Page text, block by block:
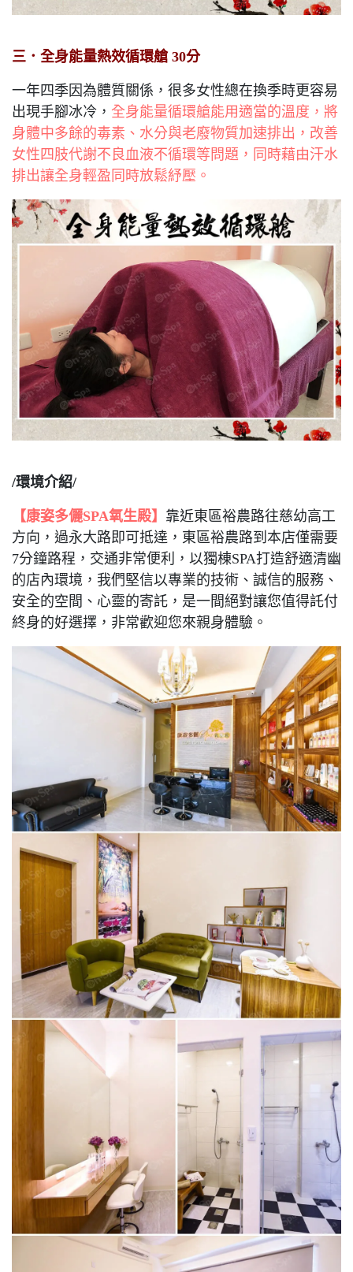
三．全身能量熱效循環艙 30分
一年四季因為體質關係，很多女性總在換季時更容易
出現手腳冰冷， 全身能量循環艙能用適當的溫度，將
身體中多餘的毒素、水分與老廢物質加速排出，改善
女性四肢代謝不良血液不循環等問題，同時藉由汗水
排出讓全身輕盈同時放鬆紓壓。
/環境介紹/
【康姿多儷SPA氧生殿】 靠近東區裕農路往慈幼高工
方向，過永大路即可抵達，東區裕農路到本店僅需要
7分鐘路程，交通非常便利，以獨棟SPA打造舒適清幽
的店內環境，我們堅信以專業的技術、誠信的服務、
安全的空間、心靈的寄託，是一間絕對讓您值得託付
終身的好選擇，非常歡迎您來親身體驗。